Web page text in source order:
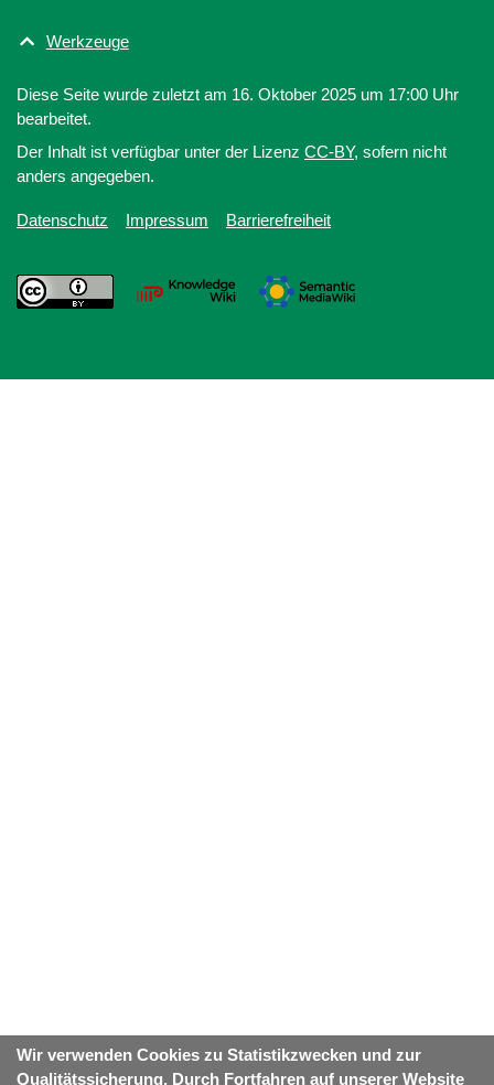
Wir verwenden Cookies zu Statistikzwecken und zur
Qualitätssicherung. Durch Fortfahren auf unserer Website
Werkzeuge
Diese Seite wurde zuletzt am 16. Oktober 2025 um 17:00 Uhr
bearbeitet.
Der Inhalt ist verfügbar unter der Lizenz CC-BY, sofern nicht
anders angegeben.
Datenschutz Impressum Barrierefreiheit